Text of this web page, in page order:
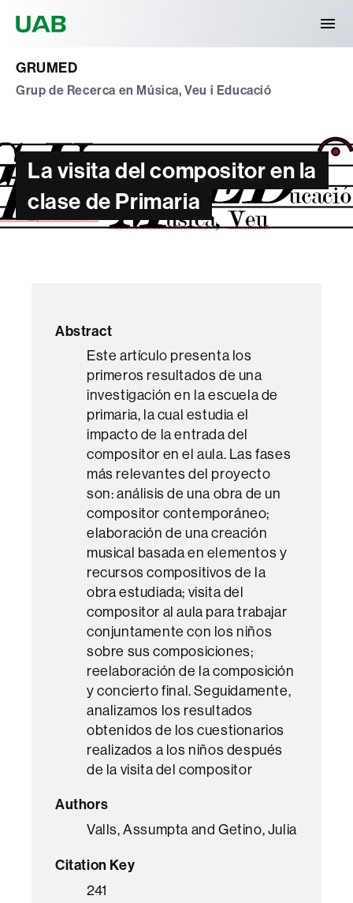
GRUMED
Grup de Recerca en Música, Veu i Educació
La visita del compositor en la
clase de Primaria
Abstract
Este artículo presenta los
primeros resultados de una
investigación en la escuela de
primaria, la cual estudia el
impacto de la entrada del
compositor en el aula. Las fases
más relevantes del proyecto
son: análisis de una obra de un
compositor contemporáneo;
elaboración de una creación
musical basada en elementos y
recursos compositivos de la
obra estudiada; visita del
compositor al aula para trabajar
conjuntamente con los niños
sobre sus composiciones;
reelaboración de la composición
y concierto final. Seguidamente,
analizamos los resultados
obtenidos de los cuestionarios
realizados a los niños después
de la visita del compositor
Authors
Valls, Assumpta and Getino, Julia
Citation Key
241